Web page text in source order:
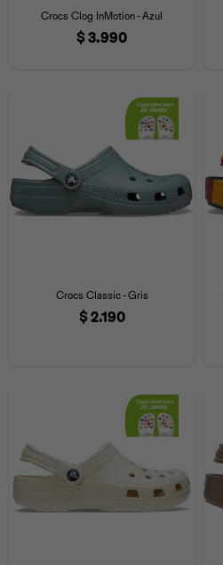
Crocs Clog InMotion - Azul
$3.990
Crocs Classic - Gris
$2.190